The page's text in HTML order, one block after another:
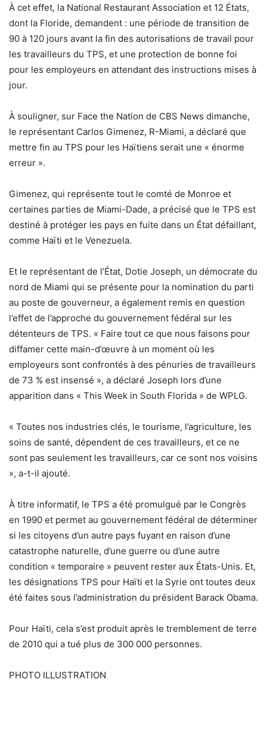
À cet effet, la National Restaurant Association et 12 États,
dont la Floride, demandent : une période de transition de
90 à 120 jours avant la fin des autorisations de travail pour
les travailleurs du TPS, et une protection de bonne foi
pour les employeurs en attendant des instructions mises à
jour.
À souligner, sur Face the Nation de CBS News dimanche,
le représentant Carlos Gimenez, R-Miami, a déclaré que
mettre fin au TPS pour les Haïtiens serait une « énorme
erreur ».
Gimenez, qui représente tout le comté de Monroe et
certaines parties de Miami-Dade, a précisé que le TPS est
destiné à protéger les pays en fuite dans un État défaillant,
comme Haïti et le Venezuela.
Et le représentant de l’État, Dotie Joseph, un démocrate du
nord de Miami qui se présente pour la nomination du parti
au poste de gouverneur, a également remis en question
l’effet de l’approche du gouvernement fédéral sur les
détenteurs de TPS. « Faire tout ce que nous faisons pour
diffamer cette main-d’œuvre à un moment où les
employeurs sont confrontés à des pénuries de travailleurs
de 73 % est insensé », a déclaré Joseph lors d’une
apparition dans « This Week in South Florida » de WPLG.
« Toutes nos industries clés, le tourisme, l’agriculture, les
soins de santé, dépendent de ces travailleurs, et ce ne
sont pas seulement les travailleurs, car ce sont nos voisins
», a-t-il ajouté.
À titre informatif, le TPS a été promulgué par le Congrès
en 1990 et permet au gouvernement fédéral de déterminer
si les citoyens d’un autre pays fuyant en raison d’une
catastrophe naturelle, d’une guerre ou d’une autre
condition « temporaire » peuvent rester aux États-Unis. Et,
les désignations TPS pour Haïti et la Syrie ont toutes deux
été faites sous l’administration du président Barack Obama.
Pour Haïti, cela s’est produit après le tremblement de terre
de 2010 qui a tué plus de 300 000 personnes.
PHOTO ILLUSTRATION